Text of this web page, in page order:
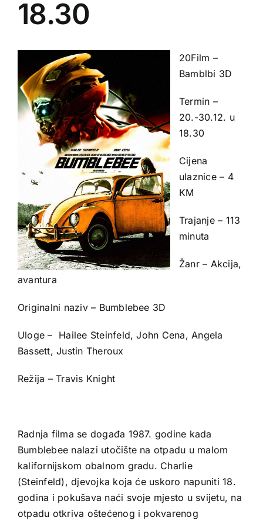
18.30
20Film –
Bamblbi 3D
Termin –
20.-30.12. u
18.30
Cijena
ulaznice – 4
KM
Trajanje – 113
minuta
Žanr – Akcija,
avantura
Originalni naziv – Bumblebee 3D
Uloge – Hailee Steinfeld, John Cena, Angela
Bassett, Justin Theroux
Režija – Travis Knight
Radnja filma se događa 1987. godine kada
Bumblebee nalazi utočište na otpadu u malom
kalifornijskom obalnom gradu. Charlie
(Steinfeld), djevojka koja će uskoro napuniti 18.
godina i pokušava naći svoje mjesto u svijetu, na
otpadu otkriva oštećenog i pokvarenog